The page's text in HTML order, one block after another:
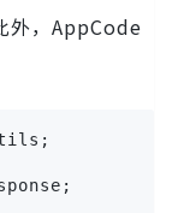
外，AppCode